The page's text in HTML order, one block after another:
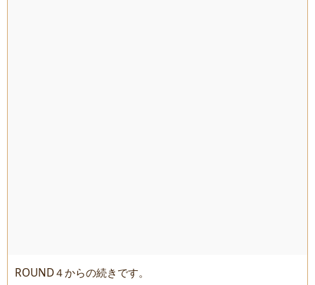
ROUND４からの続きです。